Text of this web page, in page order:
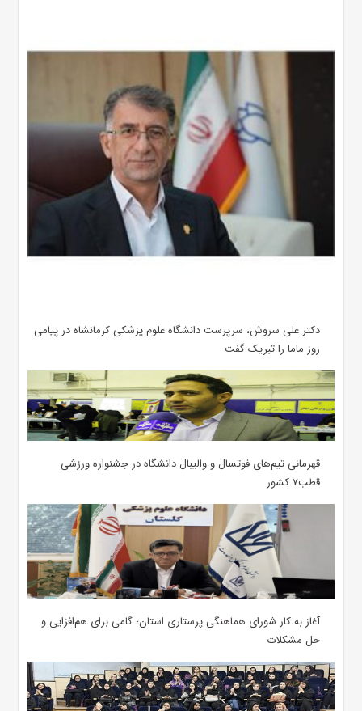
دکتر علی سروش، سرپرست دانشگاه علوم پزشکی کرمانشاه در پیامی
روز ماما را تبریک گفت
قهرمانی تیم‌های فوتسال و والیبال دانشگاه در جشنواره ورزشی
قطب۷ کشور
آغاز به کار شورای هماهنگی پرستاری استان؛ گامی برای هم‌افزایی و
حل مشکلات